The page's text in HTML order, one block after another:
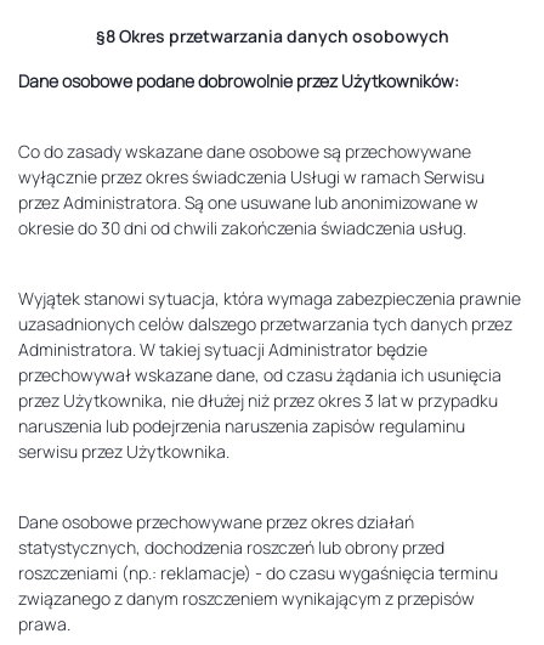
§8 Okres przetwarzania danych osobowych
Dane osobowe podane dobrowolnie przez Użytkowników:
Co do zasady wskazane dane osobowe są przechowywane
wyłącznie przez okres świadczenia Usługi w ramach Serwisu
przez Administratora. Są one usuwane lub anonimizowane w
okresie do 30 dni od chwili zakończenia świadczenia usług.
Wyjątek stanowi sytuacja, która wymaga zabezpieczenia prawnie
uzasadnionych celów dalszego przetwarzania tych danych przez
Administratora. W takiej sytuacji Administrator będzie
przechowywał wskazane dane, od czasu żądania ich usunięcia
przez Użytkownika, nie dłużej niż przez okres 3 lat w przypadku
naruszenia lub podejrzenia naruszenia zapisów regulaminu
serwisu przez Użytkownika.
Dane osobowe przechowywane przez okres działań
statystycznych, dochodzenia roszczeń lub obrony przed
roszczeniami (np.: reklamacje) - do czasu wygaśnięcia terminu
związanego z danym roszczeniem wynikającym z przepisów
prawa.